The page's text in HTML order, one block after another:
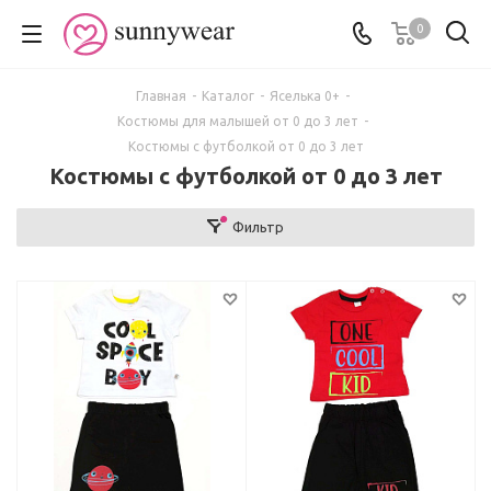
0
Главная - Каталог - Яселька 0+ -
Костюмы для малышей от 0 до 3 лет -
Костюмы с футболкой от 0 до 3 лет
Костюмы с футболкой от 0 до 3 лет
Фильтр